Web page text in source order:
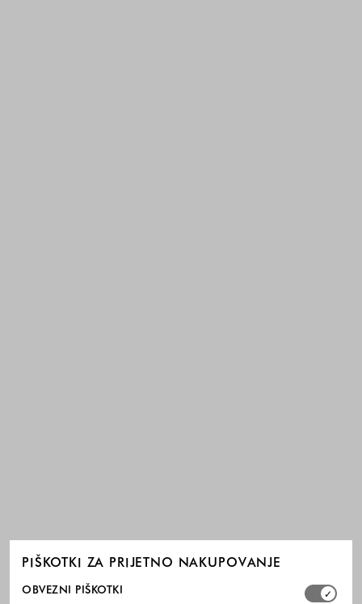
PIŠKOTKI ZA PRIJETNO NAKUPOVANJE
Izberite, katere skupine piškotkov dovolite. Obvezni
OBVEZNI PIŠKOTKI